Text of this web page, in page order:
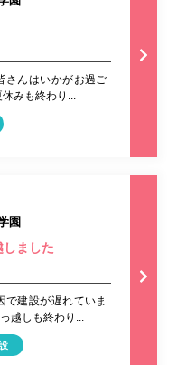
さんはいかがお過ご
みも終わり...
園
ました
で建設が遅れていま
越しも終わり...